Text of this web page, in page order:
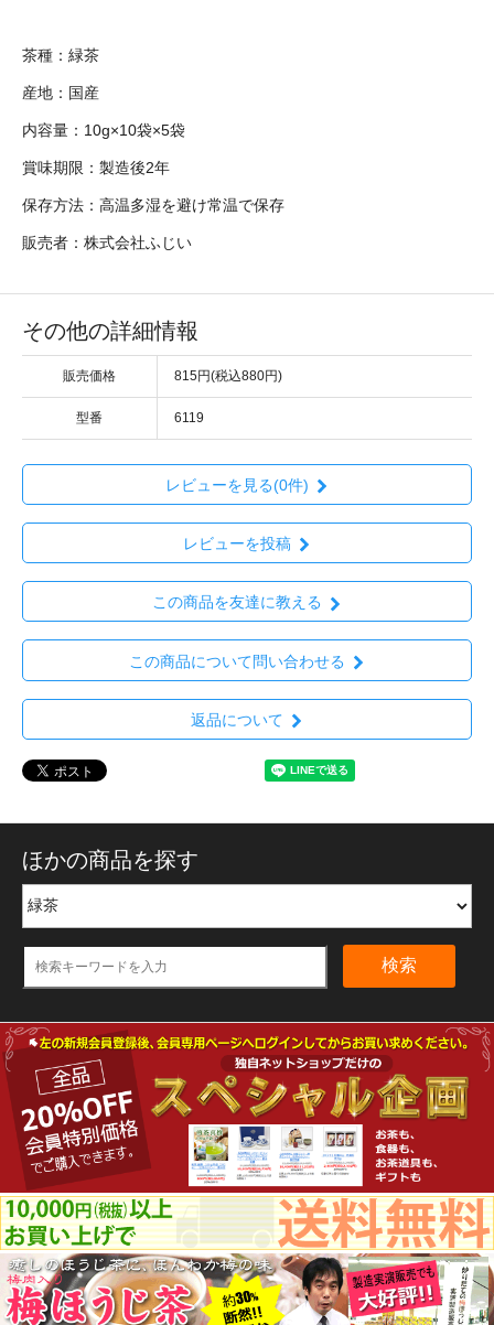
茶種：緑茶
産地：国産
内容量：10g×10袋×5袋
賞味期限：製造後2年
保存方法：高温多湿を避け常温で保存
販売者：株式会社ふじい
その他の詳細情報
販売価格 815円(税込880円)
型番 6119
レビューを見る(0件)
レビューを投稿
この商品を友達に教える
この商品について問い合わせる
返品について
ほかの商品を探す
検索